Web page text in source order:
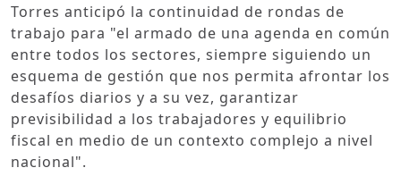
Torres anticipó la continuidad de rondas de
trabajo para "el armado de una agenda en común
entre todos los sectores, siempre siguiendo un
esquema de gestión que nos permita afrontar los
desafíos diarios y a su vez, garantizar
previsibilidad a los trabajadores y equilibrio
fiscal en medio de un contexto complejo a nivel
nacional".